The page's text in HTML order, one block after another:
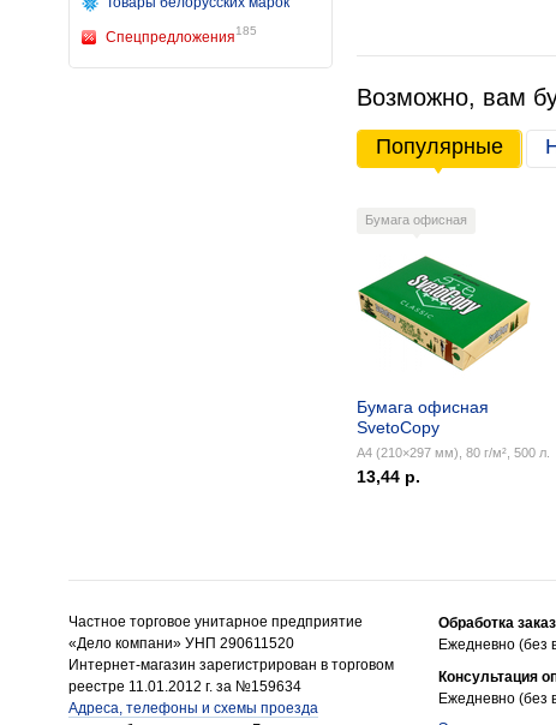
Спецпредложения185
Возможно, вам
Популярные
Бумага офисная
Бумага офисная
SvetoCopy
А4 (210×297 мм), 80 г/м², 500 л.
13,44 р.
Частное торговое унитарное предприятие
«Дело компани» УНП 290611520
Интернет-магазин зарегистрирован в торговом
реестре 11.01.2012 г. за №159634
Адреса, телефоны и схемы проезда
Обработка
Ежедневно (без
Консультация
Ежедневно (без